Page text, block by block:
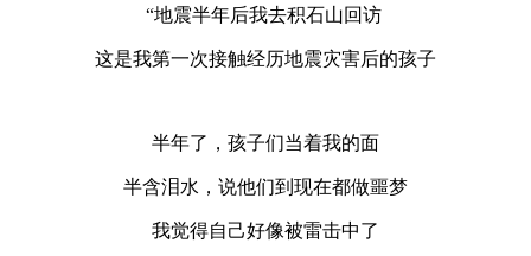
“地震半年后我去积石山回访
这是我第一次接触经历地震灾害后的孩子
半年了，孩子们当着我的面
半含泪水，说他们到现在都做噩梦
我觉得自己好像被雷击中了